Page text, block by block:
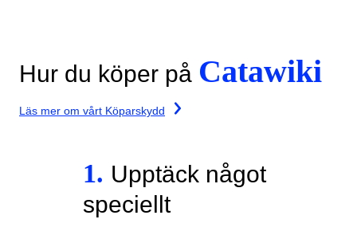
Hur du köper på Catawiki
Läs mer om vårt Köparskydd
1. Upptäck något
speciellt